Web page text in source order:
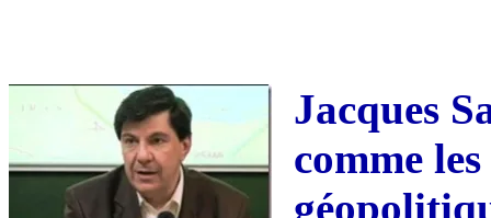
Jacques
comme